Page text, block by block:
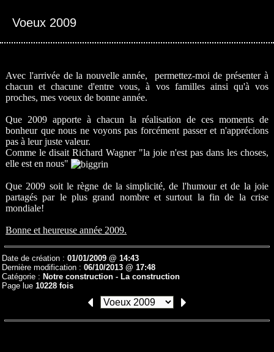
Voeux 2009
Avec l'arrivée de la nouvelle année, permettez-moi de présenter à
chacun et chacune d'entre vous, à vos familles ainsi qu'à vos
proches, mes voeux de bonne année.
Que 2009 apporte à chacun la réalisation de ces moments de
bonheur que nous ne voyons pas forcément passer et n'apprécions
pas à leur juste valeur.
Comme le disaitRichard Wagner"la joie n'est pas dans les choses,
elle est en nous"
Que 2009 soit le règne de la simplicité, de l'humour et de la joie
partagés par le plus grand nombre et surtout la fin de la crise
mondiale!
Bonne et heureuse année 2009.
Date de création :01/01/2009 @ 14:43
Dernière modification :06/10/2013 @ 17:48
Catégorie : Notre construction - La construction
Page lue10228 fois